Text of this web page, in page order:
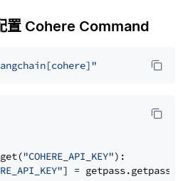
置 Cohere Command
"COHERE_API_KEY"):
] = getpass.getpass(